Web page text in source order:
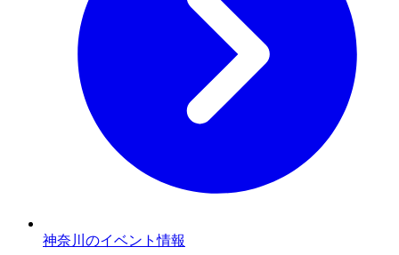
神奈川のイベント情報